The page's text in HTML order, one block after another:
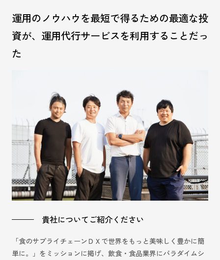
運用のノウハウを最短で得るための最適な投
資が、運用代行サービスを利用することだっ
た
貴社についてご紹介ください
「食のサプライチェーンＤＸで世界をもっと美味しく豊かに簡
単に。」をミッションに掲げ、飲食・食品業界にパラダイムシ